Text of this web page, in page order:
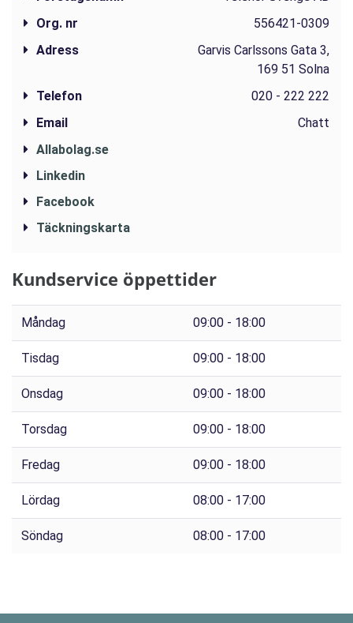
Org. nr
556421-0309
Adress
Garvis Carlssons Gata 3,
169 51 Solna
Telefon
020 - 222 222
Email
Chatt
Allabolag.se
Linkedin
Facebook
Täckningskarta
Kundservice öppettider
Måndag 09:00 - 18:00
Tisdag 09:00 - 18:00
Onsdag 09:00 - 18:00
Torsdag 09:00 - 18:00
Fredag 09:00 - 18:00
Lördag 08:00 - 17:00
Söndag 08:00 - 17:00